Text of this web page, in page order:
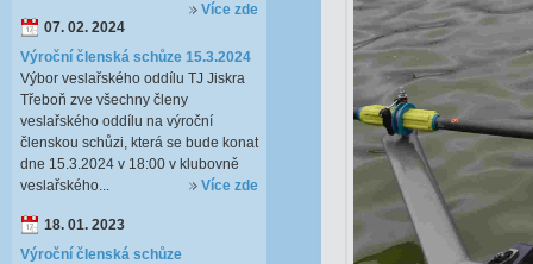
Více zde
07. 02. 2024
Výroční členská schůze 15.3.2024
Výbor veslařského oddílu TJ Jiskra
Třeboň zve všechny členy
veslařského oddílu na výroční
členskou schůzi, která se bude konat
dne 15.3.2024 v 18:00 v klubovně
veslařského...
Více zde
18. 01. 2023
Výroční členská schůze